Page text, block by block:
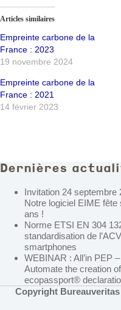
Articles similaires
Empreinte carbone de la
France : 2023
19 novembre 2024
Empreinte carbone de la
France : 2021
14 février 2023
Dernières
Invitation 24 septembre
Notre logiciel EIME fête
ans !
Norme ETSI EN 304
standardisation de
smartphones
WEBINAR : All’in PEP –
Automate the creation
ecopassport®
Copyright